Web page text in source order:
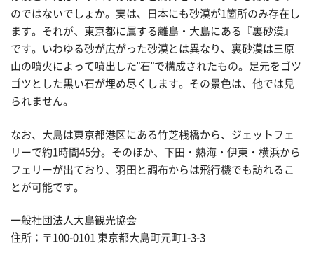
のではないでしょか。実は、日本にも砂漠が1箇所のみ存在し
ます。それが、東京都に属する離島・大島にある『裏砂漠』
です。いわゆる砂が広がった砂漠とは異なり、裏砂漠は三原
山の噴火によって噴出した"石"で構成されたもの。足元をゴツ
ゴツとした黒い石が埋め尽くします。その景色は、他では見
られません。
なお、大島は東京都港区にある竹芝桟橋から、ジェットフェ
リーで約1時間45分。そのほか、下田・熱海・伊東・横浜から
フェリーが出ており、羽田と調布からは飛行機でも訪れるこ
とが可能です。
一般社団法人大島観光協会
住所：〒100-0101 東京都大島町元町1-3-3